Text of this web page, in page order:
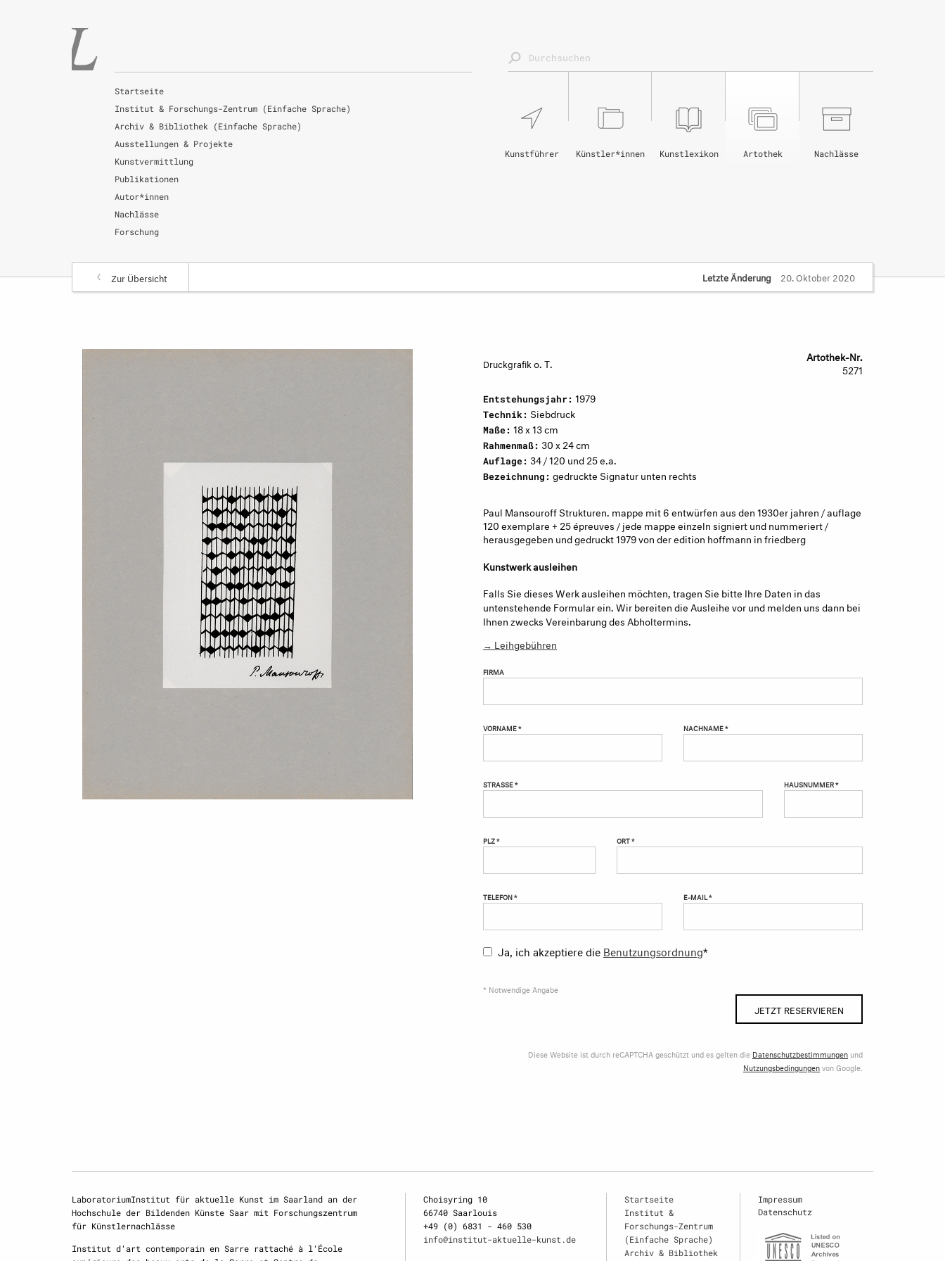
Startseite
Institut & Forschungs-Zentrum (Einfache Sprache)
Archiv & Bibliothek (Einfache Sprache)
Ausstellungen & Projekte
Kunstvermittlung
Publikationen
Autor*innen
Nachlässe
Forschung
Nachlässe
Artothek
Kunstlexikon
Künstler*innen
Kunstführer
Zur Übersicht Letzte Änderung 20. Oktober 2020
Druckgrafik o. T.
Artothek-Nr.
5271
Entstehungsjahr: 1979
Technik: Siebdruck
Maße: 18 x 13 cm
Rahmenmaß: 30 x 24 cm
Auflage: 34 / 120 und 25 e.a.
Bezeichnung: gedruckte Signatur unten rechts
Paul Mansouroff Strukturen. mappe mit 6 entwürfen aus den 1930er jahren / auflage
120 exemplare + 25 épreuves / jede mappe einzeln signiert und nummeriert /
herausgegeben und gedruckt 1979 von der edition hoffmann in friedberg
Kunstwerk ausleihen
Falls Sie dieses Werk ausleihen möchten, tragen Sie bitte Ihre Daten in das
untenstehende Formular ein. Wir bereiten die Ausleihe vor und melden uns dann bei
Ihnen zwecks Vereinbarung des Abholtermins.
→ Leihgebühren
FIRMA
VORNAME * NACHNAME *
STRASSE * HAUSNUMMER *
PLZ * ORT *
TELEFON * E-MAIL *
Ja, ich akzeptiere die Benutzungsordnung*
* Notwendige Angabe
JETZT RESERVIEREN
Diese Website ist durch reCAPTCHA geschützt und es gelten die Datenschutzbestimmungen und
Nutzungsbedingungenvon Google.
LaboratoriumInstitut für aktuelle Kunst im Saarland an der
Hochschule der Bildenden Künste Saar mit Forschungszentrum
für Künstlernachlässe
Institut d‘art contemporain en Sarre rattaché à l‘École
Choisyring 10
66740 Saarlouis
+49 (0) 6831 - 460 530
info@institut-aktuelle-kunst.de
Startseite
Institut &
Forschungs-Zentrum
(Einfache Sprache)
Archiv & Bibliothek
Impressum
Datenschutz